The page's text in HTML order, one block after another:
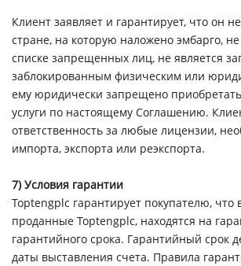
Клиент заявляет и гарантирует, что он
стране, на которую наложено эмбарго,
списке запрещенных лиц, не является
заблокированным физическим или
ему юридически запрещено
услуги по настоящему Соглашению.
ответственность за любые лицензии,
импорта, экспорта или реэкспорта.
7) Условия гарантии
Toptengplc гарантирует покупателю, что
проданные Toptengplc, находятся на
гарантийного срока. Гарантийный срок
даты выставления счета. Правила